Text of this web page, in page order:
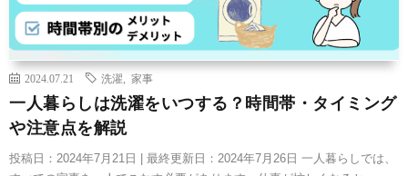
2024.07.21 洗濯 家事
一人暮らしは洗濯をいつする？時間帯・タイミング
や注意点を解説
投稿日：2024年7月21日 | 最終更新日：2024年7月26日 一人暮らしでは、